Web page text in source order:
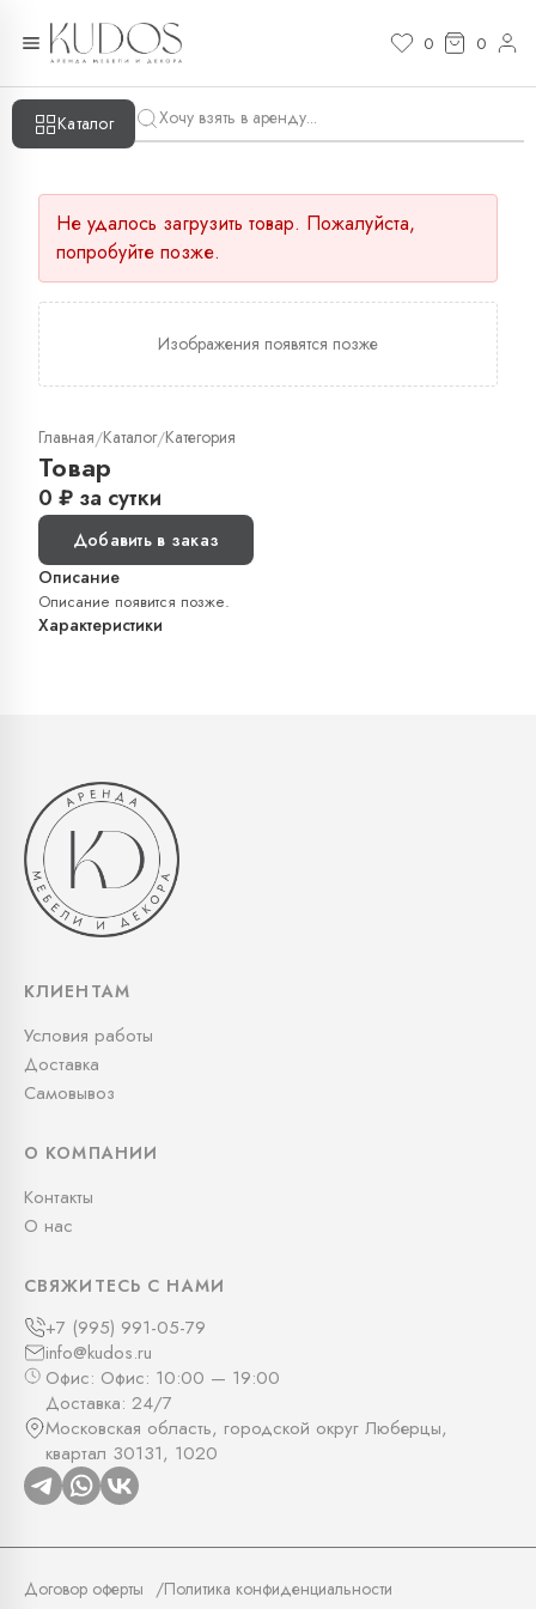
0 0
Каталог
Не удалось загрузить товар. Пожалуйста,
попробуйте позже.
Изображения появятся позже
Главная/Каталог/Категория
Товар
0 ₽ за сутки
Добавить в заказ
Описание
Описание появится позже.
Характеристики
КЛИЕНТАМ
Условия работы
Доставка
Самовывоз
О КОМПАНИИ
Контакты
О нас
СВЯЖИТЕСЬ С НАМИ
+7 (995) 991-05-79
info@kudos.ru
Офис: Офис: 10:00 — 19:00
Доставка: 24/7
Московская область, городской округ Люберцы,
квартал 30131, 1020
Договор оферты Политика конфиденциальности